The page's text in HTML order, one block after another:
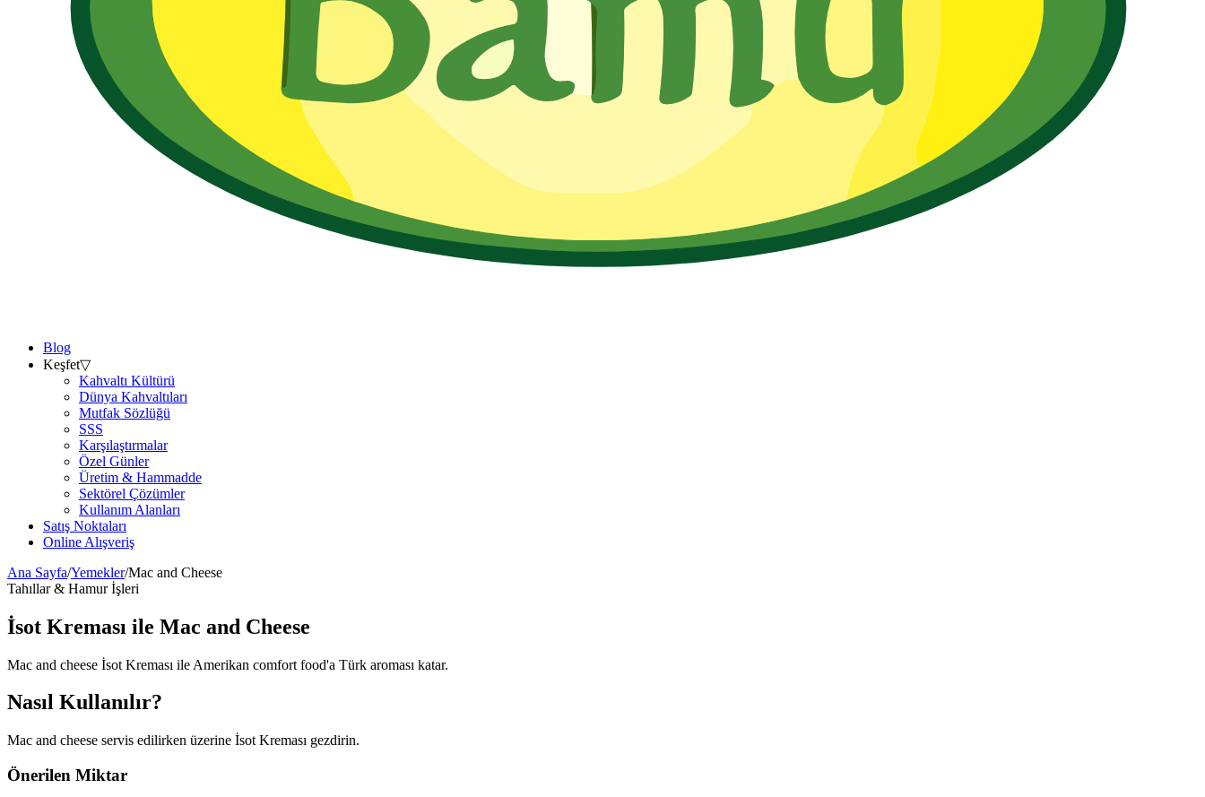
Blog
Keşfet▽
Kahvaltı Kültürü
Dünya Kahvaltıları
Mutfak Sözlüğü
SSS
Karşılaştırmalar
Özel Günler
Üretim & Hammadde
Sektörel Çözümler
Kullanım Alanları
Satış Noktaları
Online Alışveriş
Ana Sayfa/Yemekler/Mac and Cheese
Tahıllar & Hamur İşleri
İsot Kreması ile Mac and Cheese
Mac and cheese İsot Kreması ile Amerikan comfort food'a Türk aroması katar.
Nasıl Kullanılır?
Mac and cheese servis edilirken üzerine İsot Kreması gezdirin.
Önerilen Miktar